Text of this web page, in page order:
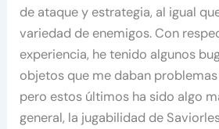
de ataque y estrategia, al igual
variedad de enemigos. Con
experiencia, he tenido algunos
objetos que me daban
pero estos últimos ha sido algo
general, la jugabilidad de